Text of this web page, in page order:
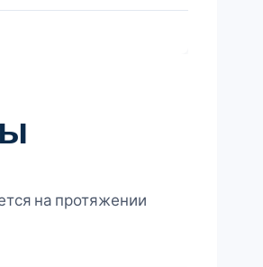
на протяжении